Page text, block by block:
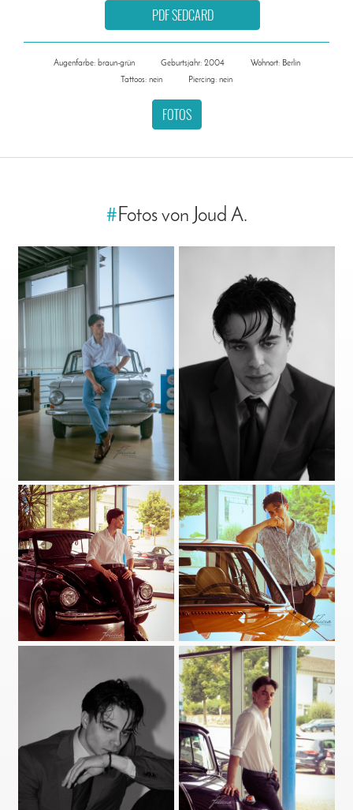
PDF SEDCARD
Augenfarbe: braun-grün Geburtsjahr: 2004
Wohnort: Berlin
Tattoos: nein
Piercing: nein
FOTOS
# Fotos von Joud A.